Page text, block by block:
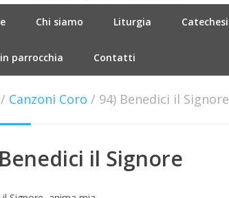
Chi siamo Liturgia Catechesi
parrocchia Contatti
/ Canzoni Coro / 94) Benedici il Signore
il Signore